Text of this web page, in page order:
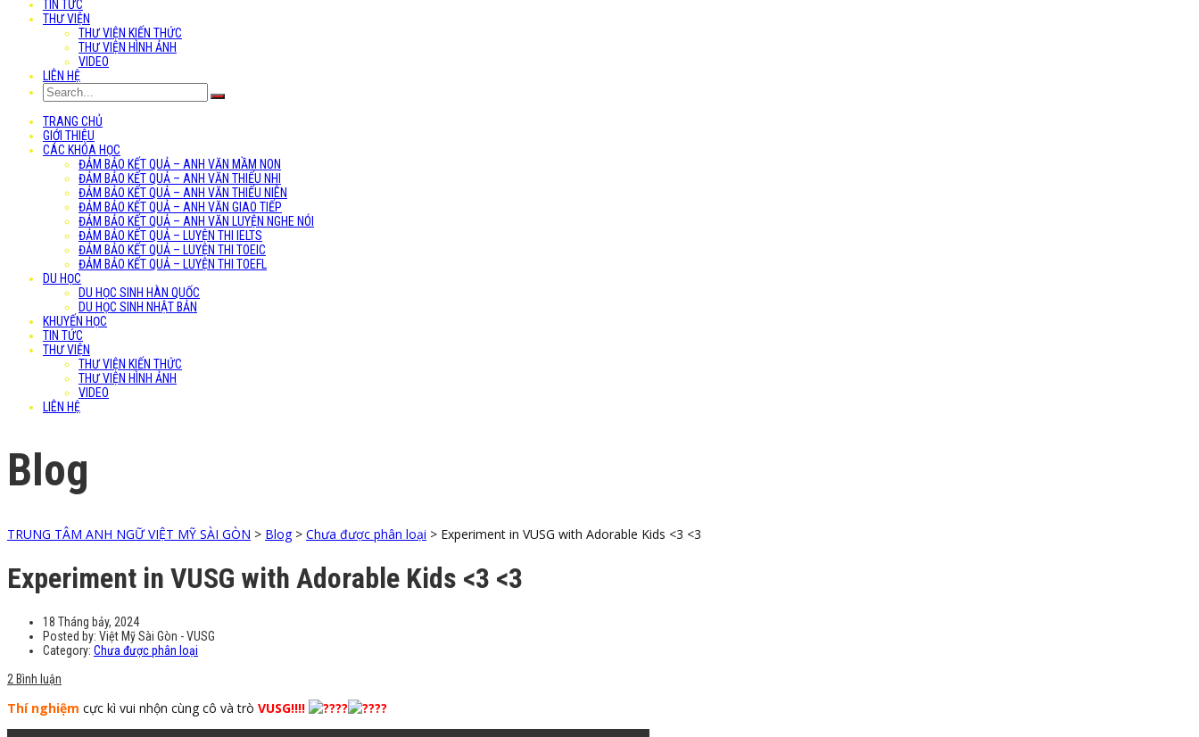
TIN TỨC
THƯ VIỆN
THƯ VIỆN KIẾN THỨC
THƯ VIỆN HÌNH ẢNH
VIDEO
LIÊN HỆ
TRANG CHỦ
GIỚI THIỆU
CÁC KHÓA HỌC
ĐẢM BẢO KẾT QUẢ – ANH VĂN MẦM NON
ĐẢM BẢO KẾT QUẢ – ANH VĂN THIẾU NHI
ĐẢM BẢO KẾT QUẢ – ANH VĂN THIẾU NIÊN
ĐẢM BẢO KẾT QUẢ – ANH VĂN GIAO TIẾP
ĐẢM BẢO KẾT QUẢ – ANH VĂN LUYỆN NGHE NÓI
ĐẢM BẢO KẾT QUẢ – LUYỆN THI IELTS
ĐẢM BẢO KẾT QUẢ – LUYỆN THI TOEIC
ĐẢM BẢO KẾT QUẢ – LUYỆN THI TOEFL
DU HỌC
DU HỌC SINH HÀN QUỐC
DU HỌC SINH NHẬT BẢN
KHUYẾN HỌC
TIN TỨC
THƯ VIỆN
THƯ VIỆN KIẾN THỨC
THƯ VIỆN HÌNH ẢNH
VIDEO
LIÊN HỆ
Blog
TRUNG TÂM ANH NGỮ VIỆT MỸ SÀI GÒN > Blog> Chưa được phân loại > Experiment in VUSG with Adorable Kids <3 <3
Experiment in VUSG with Adorable Kids <3 <3
18 Tháng bảy, 2024
Posted by: Việt Mỹ Sài Gòn - VUSG
Category: Chưa được phân loại
2 Bình luận
Thí nghiệm cực kì vui nhộn cùng cô và trò VUSG!!!!